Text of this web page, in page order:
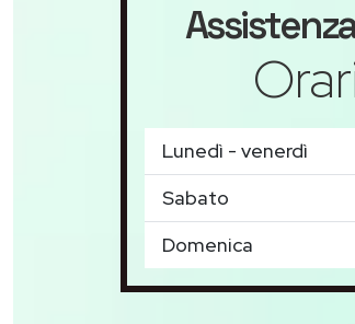
Lunedì - venerdì
Sabato
Domenica